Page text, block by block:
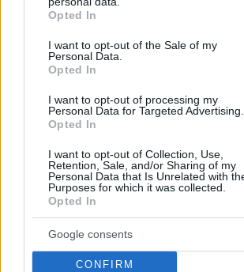
grant or deny consent to Google and its
use your data for below specified purposes
consent section.
Opted In
I want to opt-out of the Sale of my
Personal Data.
Opted In
I want to opt-out of processing my
Personal Data for Targeted Advertising.
Opted In
I want to opt-out of Collection, Use,
Retention, Sale, and/or Sharing of my
Personal Data that Is Unrelated with
Purposes for which it was collected.
Opted In
Google consents
CONFIRM
Η φωτογραφία του Αλέξανδρου
Νικολαΐδη - Η πρώτη του εμφάνιση
Αλεξάνδρας Νικολαΐδου
Ο πρώην ποδοσφαιριστής έχασε τη
στις 24 Αυγούστου, μετά από μάχη
καρκίνο
12.09.2025, 11:02 1